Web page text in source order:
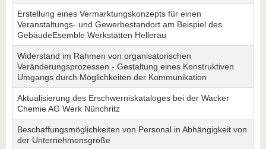
Erstellung eines Vermarktungskonzepts für einen
Veranstaltungs- und Gewerbestandort am Beispiel des
GebäudeEsemble Werkstätten Hellerau
Widerstand im Rahmen von organisatorischen
Veränderungsprozessen - Gestaltung eines Konstruktiven
Umgangs durch Möglichkeiten der Kommunikation
Aktualisierung des Erschwerniskataloges bei der Wacker
Chemie AG Werk Nünchritz
Beschaffungsmöglichkeiten von Personal in Abhängigkeit von
der Unternehmensgröße